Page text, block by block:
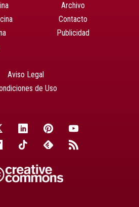
Archivo
Contacto
Publicidad
Aviso Legal
de Uso